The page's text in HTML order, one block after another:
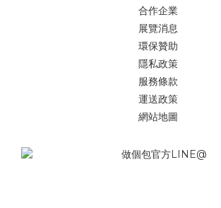
合作企業
展覽消息
環保贊助
隱私政策
服務條款
運送政策
網站地圖